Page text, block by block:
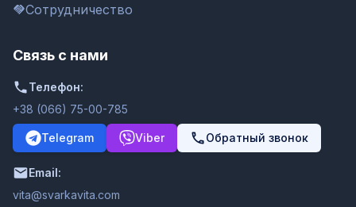
Сотрудничество
Связь с нами
Телефон:
+38 (066) 75-00-785
Telegram Viber Обратный звонок
Email:
moc.ativakravs@ativ